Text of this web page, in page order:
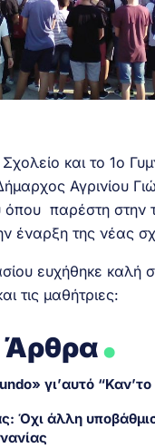
και το 1ο
Αγρινίου
παρέστη στην
έναρξη της νέας
ευχήθηκε καλή
τις μαθήτριες:
Άρθρα.
γι’αυτό
Όχι άλλη